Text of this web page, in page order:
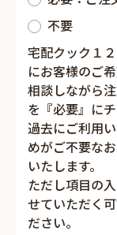
不要
宅配クック１
にお客様のご
相談しながら
を『必要』に
過去にご利用
めがご不要な
いたします。
ただし項目の
せていただく
ださい。